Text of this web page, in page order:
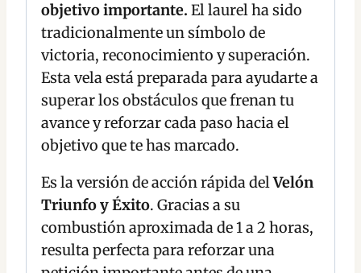
objetivo importante. El laurel ha sido
tradicionalmente un símbolo de
victoria, reconocimiento y superación.
Esta vela está preparada para ayudarte a
superar los obstáculos que frenan tu
avance y reforzar cada paso hacia el
objetivo que te has marcado.
Es la versión de acción rápida delVelón
Triunfo y Éxito. Gracias a su
combustión aproximada de 1 a 2 horas,
resulta perfecta para reforzar una